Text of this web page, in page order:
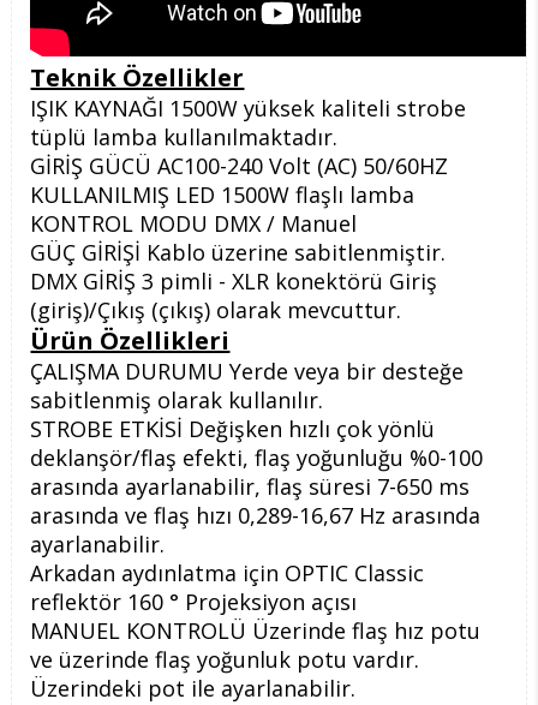
Teknik Özellikler
IŞIK KAYNAĞI 1500W yüksek kaliteli strobe
tüplü lamba kullanılmaktadır.
GİRİŞ GÜCÜ AC100-240 Volt (AC) 50/60HZ
KULLANILMIŞ LED 1500W flaşlı lamba
KONTROL MODU DMX / Manuel
GÜÇ GİRİŞİ Kablo üzerine sabitlenmiştir.
DMX GİRİŞ 3 pimli - XLR konektörü Giriş
(giriş)/Çıkış (çıkış) olarak mevcuttur.
Ürün Özellikleri
ÇALIŞMA DURUMU Yerde veya bir desteğe
sabitlenmiş olarak kullanılır.
STROBE ETKİSİ Değişken hızlı çok yönlü
deklanşör/flaş efekti, flaş yoğunluğu %0-100
arasında ayarlanabilir, flaş süresi 7-650 ms
arasında ve flaş hızı 0,289-16,67 Hz arasında
ayarlanabilir.
Arkadan aydınlatma için OPTIC Classic
reflektör 160 ° Projeksiyon açısı
​MANUEL KONTROLÜ Üzerinde flaş hız potu
ve üzerinde flaş yoğunluk potu vardır.
Üzerindeki pot ile ayarlanabilir.